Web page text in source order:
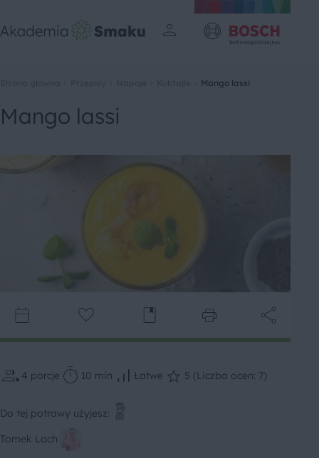
Mango lassi
Mango lassi
4 porcje 10 min Łatwe 5 (Liczba ocen: 7)
Do tej potrawy użyjesz:
Tomek Lach